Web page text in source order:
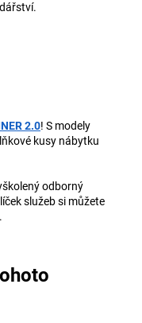
2.0! S modely
kusy nábytku
odborný
služeb si můžete
.